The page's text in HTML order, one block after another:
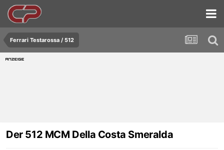
Ferrari Testarossa / 512
Der 512 MCM Della Costa Smeralda